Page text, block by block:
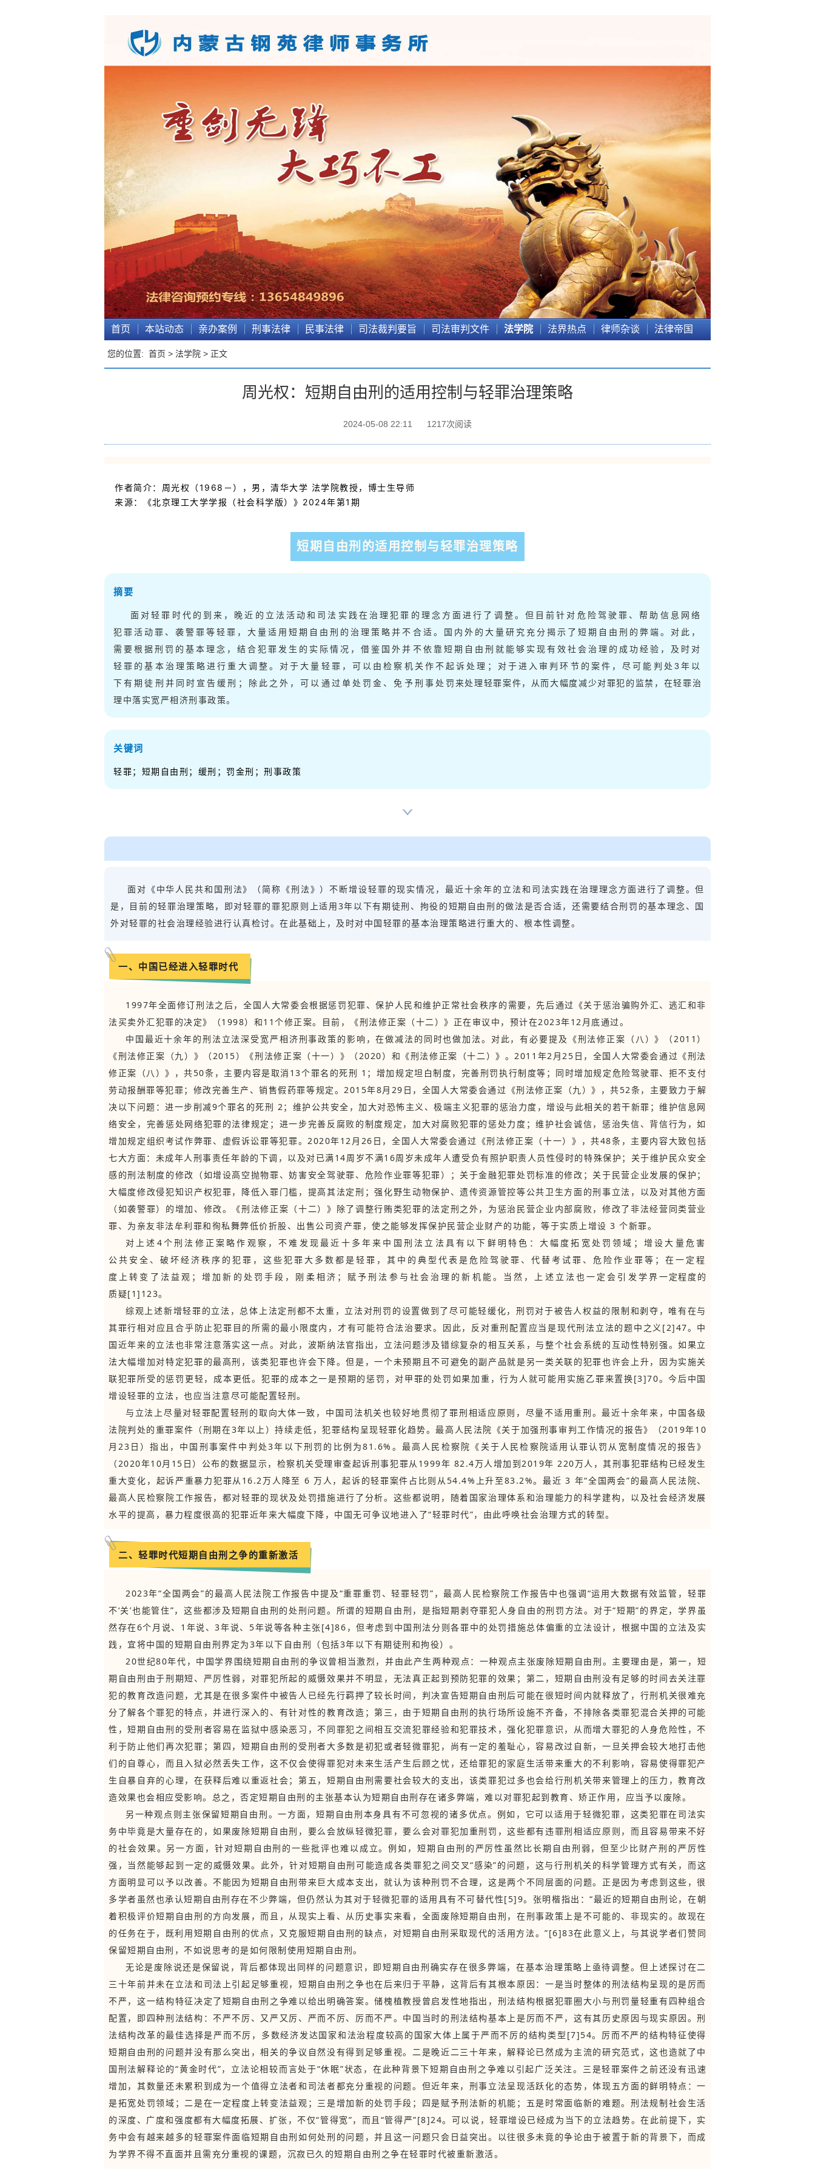
首页 本站动态 亲办案例 刑事法律 民事法律 司法裁判要旨 司法审判文件 法学院 法界热点 律师杂谈 法律帝国
您的位置: 首页 > 法学院 > 正文
周光权：短期自由刑的适用控制与轻罪治理策略
2024-05-08 22:11 1217次阅读
作者简介：周光权（1968－），男， 清华大学 法学院教授，博士生导师
来源：《北京理工大学学报（社会科学版）》2024年第1期
短期自由刑的适用控制与轻罪治理策略
摘要
面对轻罪时代的到来，晚近的立法活动和司法实践在治理犯罪的理念方面进行了调整。但目前针对危险驾驶罪、帮助信息网络
犯罪活动罪、袭警罪等轻罪，大量适用短期自由刑的治理策略并不合适。国内外的大量研究充分揭示了短期自由刑的弊端。对此，
需要根据刑罚的基本理念，结合犯罪发生的实际情况，借鉴国外并不依靠短期自由刑就能够实现有效社会治理的成功经验，及时对
轻罪的基本治理策略进行重大调整。对于大量轻罪，可以由检察机关作不起诉处理；对于进入审判环节的案件，尽可能判处3年以
下有期徒刑并同时宣告缓刑；除此之外，可以通过单处罚金、免予刑事处罚来处理轻罪案件，从而大幅度减少对罪犯的监禁，在轻罪治
理中落实宽严相济刑事政策。
关键词
轻罪；短期自由刑；缓刑；罚金刑；刑事政策
面对《中华人民共和国刑法》（简称《刑法》）不断增设轻罪的现实情况，最近十余年的立法和司法实践在治理理念方面进行了调整。但
是，目前的轻罪治理策略，即对轻罪的罪犯原则上适用3年以下有期徒刑、拘役的短期自由刑的做法是否合适，还需要结合刑罚的基本理念、国
外对轻罪的社会治理经验进行认真检讨。在此基础上，及时对中国轻罪的基本治理策略进行重大的、根本性调整。
一、中国已经进入轻罪时代
1997年全面修订刑法之后，全国人大常委会根据惩罚犯罪、保护人民和维护正常社会秩序的需要，先后通过《关于惩治骗购外汇、逃汇和非
法买卖外汇犯罪的决定》（1998）和11个修正案。目前，《刑法修正案（十二）》正在审议中，预计在2023年12月底通过。
中国最近十余年的刑法立法深受宽严相济刑事政策的影响，在做减法的同时也做加法。对此，有必要提及《刑法修正案（八）》（2011）
《刑法修正案（九）》（2015）《刑法修正案（十一）》（2020）和《刑法修正案（十二）》。2011年2月25日，全国人大常委会通过《刑法
修正案（八）》，共50条，主要内容是取消13个罪名的死刑 1；增加规定坦白制度，完善刑罚执行制度等；同时增加规定危险驾驶罪、拒不支付
劳动报酬罪等犯罪；修改完善生产、销售假药罪等规定。2015年8月29日，全国人大常委会通过《刑法修正案（九）》，共52条，主要致力于解
决以下问题：进一步削减9个罪名的死刑 2；维护公共安全，加大对恐怖主义、极端主义犯罪的惩治力度，增设与此相关的若干新罪；维护信息网
络安全，完善惩处网络犯罪的法律规定；进一步完善反腐败的制度规定，加大对腐败犯罪的惩处力度；维护社会诚信，惩治失信、背信行为，如
增加规定组织考试作弊罪、虚假诉讼罪等犯罪。2020年12月26日，全国人大常委会通过《刑法修正案（十一）》，共48条，主要内容大致包括
七大方面：未成年人刑事责任年龄的下调，以及对已满14周岁不满16周岁未成年人遭受负有照护职责人员性侵时的特殊保护；关于维护民众安全
感的刑法制度的修改（如增设高空抛物罪、妨害安全驾驶罪、危险作业罪等犯罪）；关于金融犯罪处罚标准的修改；关于民营企业发展的保护；
大幅度修改侵犯知识产权犯罪，降低入罪门槛，提高其法定刑；强化野生动物保护、遗传资源管控等公共卫生方面的刑事立法，以及对其他方面
（如袭警罪）的增加、修改。《刑法修正案（十二）》除了调整行贿类犯罪的法定刑之外，为惩治民营企业内部腐败，修改了非法经营同类营业
罪、为亲友非法牟利罪和徇私舞弊低价折股、出售公司资产罪，使之能够发挥保护民营企业财产的功能，等于实质上增设 3 个新罪。
对上述4个刑法修正案略作观察，不难发现最近十多年来中国刑法立法具有以下鲜明特色：大幅度拓宽处罚领域；增设大量危害
公共安全、破坏经济秩序的犯罪，这些犯罪大多数都是轻罪，其中的典型代表是危险驾驶罪、代替考试罪、危险作业罪等；在一定程
度上转变了法益观；增加新的处罚手段，刚柔相济；赋予刑法参与社会治理的新机能。当然，上述立法也一定会引发学界一定程度的
质疑[1]123。
综观上述新增轻罪的立法，总体上法定刑都不太重，立法对刑罚的设置做到了尽可能轻缓化，刑罚对于被告人权益的限制和剥夺，唯有在与
其罪行相对应且合乎防止犯罪目的所需的最小限度内，才有可能符合法治要求。因此，反对重刑配置应当是现代刑法立法的题中之义[2]47。中
国近年来的立法也非常注意落实这一点。对此，波斯纳法官指出，立法问题涉及错综复杂的相互关系，与整个社会系统的互动性特别强。如果立
法大幅增加对特定犯罪的最高刑，该类犯罪也许会下降。但是，一个未预期且不可避免的副产品就是另一类关联的犯罪也许会上升，因为实施关
联犯罪所受的惩罚更轻，成本更低。犯罪的成本之一是预期的惩罚，对甲罪的处罚如果加重，行为人就可能用实施乙罪来置换[3]70。今后中国
增设轻罪的立法，也应当注意尽可能配置轻刑。
与立法上尽量对轻罪配置轻刑的取向大体一致，中国司法机关也较好地贯彻了罪刑相适应原则，尽量不适用重刑。最近十余年来，中国各级
法院判处的重罪案件（刑期在3年以上）持续走低，犯罪结构呈现轻罪化趋势。最高人民法院《关于加强刑事审判工作情况的报告》（2019年10
月23日）指出，中国刑事案件中判处3年以下刑罚的比例为81.6%。最高人民检察院《关于人民检察院适用认罪认罚从宽制度情况的报告》
（2020年10月15日）公布的数据显示，检察机关受理审查起诉刑事犯罪从1999年 82.4万人增加到2019年 220万人，其刑事犯罪结构已经发生
重大变化，起诉严重暴力犯罪从16.2万人降至 6 万人，起诉的轻罪案件占比则从54.4%上升至83.2%。最近 3 年“全国两会”的最高人民法院、
最高人民检察院工作报告，都对轻罪的现状及处罚措施进行了分析。这些都说明，随着国家治理体系和治理能力的科学建构，以及社会经济发展
水平的提高，暴力程度很高的犯罪近年来大幅度下降，中国无可争议地进入了“轻罪时代”，由此呼唤社会治理方式的转型。
二、轻罪时代短期自由刑之争的重新激活
2023年“全国两会”的最高人民法院工作报告中提及“重罪重罚、轻罪轻罚”，最高人民检察院工作报告中也强调“运用大数据有效监管，轻罪
不‘关’也能管住”，这些都涉及短期自由刑的处刑问题。所谓的短期自由刑，是指短期剥夺罪犯人身自由的刑罚方法。对于“短期”的界定，学界虽
然存在6个月说、1年说、3年说、5年说等各种主张[4]86，但考虑到中国刑法分则各罪中的处罚措施总体偏重的立法设计，根据中国的立法及实
践，宜将中国的短期自由刑界定为3年以下自由刑（包括3年以下有期徒刑和拘役）。
20世纪80年代，中国学界围绕短期自由刑的争议曾相当激烈，并由此产生两种观点：一种观点主张废除短期自由刑。主要理由是，第一，短
期自由刑由于刑期短、严厉性弱，对罪犯所起的威慑效果并不明显，无法真正起到预防犯罪的效果；第二，短期自由刑没有足够的时间去关注罪
犯的教育改造问题，尤其是在很多案件中被告人已经先行羁押了较长时间，判决宣告短期自由刑后可能在很短时间内就释放了，行刑机关很难充
分了解各个罪犯的特点，并进行深入的、有针对性的教育改造；第三，由于短期自由刑的执行场所设施不齐备，不排除各类罪犯混合关押的可能
性，短期自由刑的受刑者容易在监狱中感染恶习，不同罪犯之间相互交流犯罪经验和犯罪技术，强化犯罪意识，从而增大罪犯的人身危险性，不
利于防止他们再次犯罪；第四，短期自由刑的受刑者大多数是初犯或者轻微罪犯，尚有一定的羞耻心，容易改过自新，一旦关押会较大地打击他
们的自尊心，而且入狱必然丢失工作，这不仅会使得罪犯对未来生活产生后顾之忧，还给罪犯的家庭生活带来重大的不利影响，容易使得罪犯产
生自暴自弃的心理，在获释后难以重返社会；第五，短期自由刑需要社会较大的支出，该类罪犯过多也会给行刑机关带来管理上的压力，教育改
造效果也会相应受影响。总之，否定短期自由刑的主张基本认为短期自由刑存在诸多弊端，难以对罪犯起到教育、矫正作用，应当予以废除。
另一种观点则主张保留短期自由刑。一方面，短期自由刑本身具有不可忽视的诸多优点。例如，它可以适用于轻微犯罪，这类犯罪在司法实
务中毕竟是大量存在的，如果废除短期自由刑，要么会放纵轻微犯罪，要么会对罪犯加重刑罚，这些都有违罪刑相适应原则，而且容易带来不好
的社会效果。另一方面，针对短期自由刑的一些批评也难以成立。例如，短期自由刑的严厉性虽然比长期自由刑弱，但至少比财产刑的严厉性
强，当然能够起到一定的威慑效果。此外，针对短期自由刑可能造成各类罪犯之间交叉“感染”的问题，这与行刑机关的科学管理方式有关，而这
方面明显可以予以改善。不能因为短期自由刑带来巨大成本支出，就认为该种刑罚不合理，这是两个不同层面的问题。正是因为考虑到这些，很
多学者虽然也承认短期自由刑存在不少弊端，但仍然认为其对于轻微犯罪的适用具有不可替代性[5]9。张明楷指出：“最近的短期自由刑论，在朝
着积极评价短期自由刑的方向发展，而且，从现实上看、从历史事实来看，全面废除短期自由刑，在刑事政策上是不可能的、非现实的。故现在
的任务在于，既利用短期自由刑的优点，又克服短期自由刑的缺点，对短期自由刑采取现代的活用方法。”[6]83在此意义上，与其说学者们赞同
保留短期自由刑，不如说思考的是如何限制使用短期自由刑。
无论是废除说还是保留说，背后都体现出同样的问题意识，即短期自由刑确实存在很多弊端，在基本治理策略上亟待调整。但上述探讨在二
三十年前并未在立法和司法上引起足够重视，短期自由刑之争也在后来归于平静，这背后有其根本原因：一是当时整体的刑法结构呈现的是厉而
不严，这一结构特征决定了短期自由刑之争难以给出明确答案。储槐植教授曾启发性地指出，刑法结构根据犯罪圈大小与刑罚量轻重有四种组合
配置，即四种刑法结构：不严不厉、又严又厉、严而不厉、厉而不严。中国当时的刑法结构基本上是厉而不严，这有其历史原因与现实原因。刑
法结构改革的最佳选择是严而不厉，多数经济发达国家和法治程度较高的国家大体上属于严而不厉的结构类型[7]54。厉而不严的结构特征使得
短期自由刑的问题并没有那么突出，相关的争议自然没有得到足够重视。二是晚近二三十年来，解释论已然成为主流的研究范式，这也造就了中
国刑法解释论的“黄金时代”，立法论相较而言处于“休眠”状态，在此种背景下短期自由刑之争难以引起广泛关注。三是轻罪案件之前还没有迅速
增加，其数量还未累积到成为一个值得立法者和司法者都充分重视的问题。但近年来，刑事立法呈现活跃化的态势，体现五方面的鲜明特点：一
是拓宽处罚领域；二是在一定程度上转变法益观；三是增加新的处罚手段；四是赋予刑法新的机能；五是时常面临新的难题。刑法规制社会生活
的深度、广度和强度都有大幅度拓展、扩张，不仅“管得宽”，而且“管得严”[8]24。可以说，轻罪增设已经成为当下的立法趋势。在此前提下，实
务中会有越来越多的轻罪案件面临短期自由刑如何处刑的问题，并且这一问题只会日益突出。以往很多未竟的争论由于被置于新的背景下，而成
为学界不得不直面并且需充分重视的课题，沉寂已久的短期自由刑之争在轻罪时代被重新激活。